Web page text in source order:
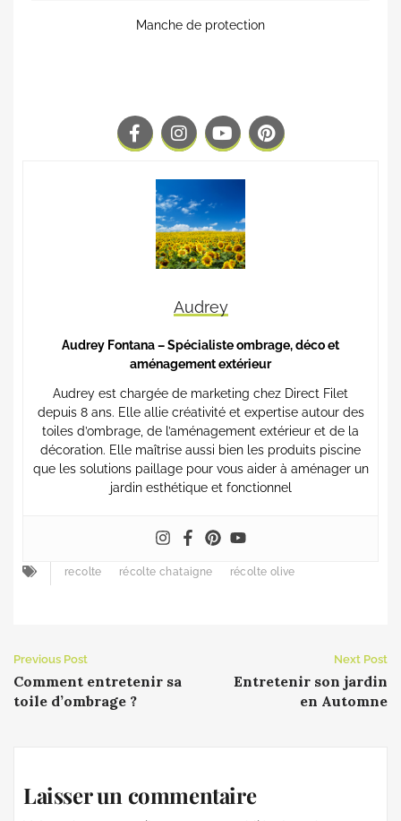
Manche de protection
Audrey
Audrey Fontana – Spécialiste ombrage, déco et
aménagement extérieur
Audrey est chargée de marketing chez Direct Filet
depuis 8 ans. Elle allie créativité et expertise autour des
toiles d’ombrage, de l’aménagement extérieur et de la
décoration. Elle maîtrise aussi bien les produits piscine
que les solutions paillage pour vous aider à aménager un
jardin esthétique et fonctionnel
recolte récolte chataigne récolte olive
Previous Post
Comment entretenir sa
toile d’ombrage ?
Next Post
Entretenir son jardin
en Automne
Laisser un commentaire